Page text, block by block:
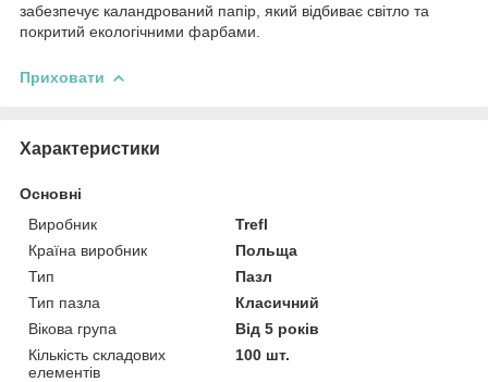
забезпечує каландрований папір, який відбиває світло та
покритий екологічними фарбами.
Приховати
Характеристики
Основні
Виробник
Trefl
Країна виробник
Польща
Тип
Пазл
Тип пазла
Класичний
Вікова група
Від 5 років
Кількість складових
елементів
100 шт.